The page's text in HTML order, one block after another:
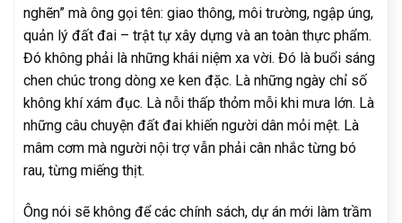
nghẽn” mà ông gọi tên: giao thông, môi trường, ngập úng,
quản lý đất đai – trật tự xây dựng và an toàn thực phẩm.
Đó không phải là những khái niệm xa vời. Đó là buổi sáng
chen chúc trong dòng xe ken đặc. Là những ngày chỉ số
không khí xám đục. Là nỗi thấp thỏm mỗi khi mưa lớn. Là
những câu chuyện đất đai khiến người dân mỏi mệt. Là
mâm cơm mà người nội trợ vẫn phải cân nhắc từng bó
rau, từng miếng thịt.
Ông nói sẽ không để các chính sách, dự án mới làm trầm